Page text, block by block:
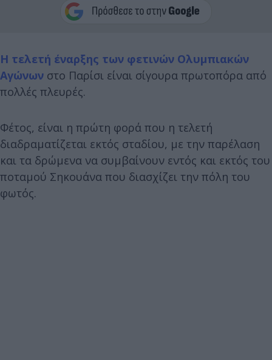
Η τελετή έναρξης των φετινών Ολυμπιακών
Αγώνων στο Παρίσι είναι σίγουρα πρωτοπόρα από
πολλές πλευρές.
Φέτος, είναι η πρώτη φορά που η τελετή
διαδραματίζεται εκτός σταδίου, με την παρέλαση
και τα δρώμενα να συμβαίνουν εντός και εκτός του
ποταμού Σηκουάνα που διασχίζει την πόλη του
φωτός.